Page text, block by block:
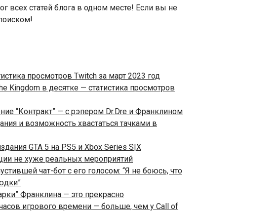
всех статей блога в одном месте! Если вы не
просмотров Twitch за март 2023 год
Kingdom в десятке — статистика просмотров
“Контракт” — с рэпером Dr.Dre и Франклином
и возможность хвастаться тачками в
GTA 5 на PS5 и Xbox Series S|X
не хуже реальных мероприятий
чат-бот с его голосом: “Я не боюсь, что
Франклина — это прекрасно
игрового времени — больше, чем у Call of